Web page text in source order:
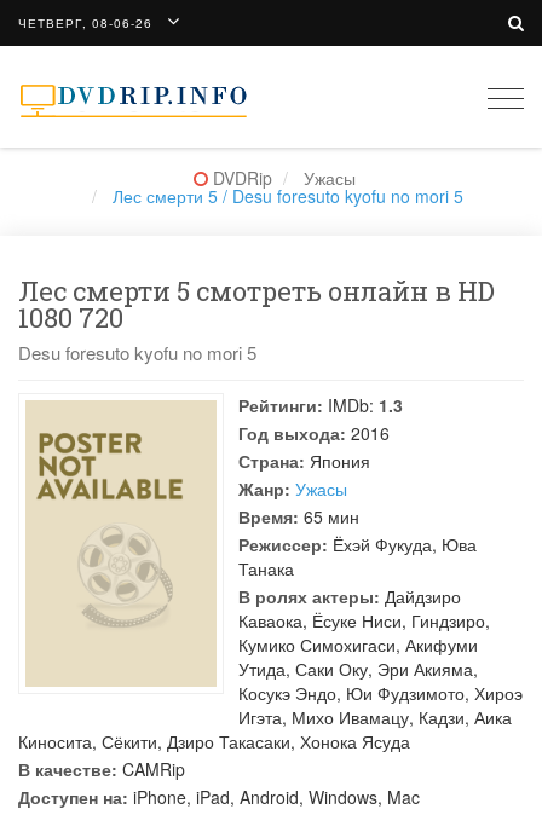
ЧЕТВЕРГ, 08-06-26
DVDRip Ужасы
Лес смерти 5 / Desu foresuto kyofu no mori 5
Лес смерти 5 смотреть онлайн в HD
1080 720
Desu foresuto kyofu no mori 5
Рейтинги: IMDb: 1.3
Год выхода: 2016
Страна: Япония
Жанр: Ужасы
Время: 65 мин
Режиссер: Ёхэй Фукуда, Юва
Танака
В ролях актеры: Дайдзиро
Каваока, Ёсуке Ниси, Гиндзиро,
Кумико Симохигаси, Акифуми
Утида, Саки Оку, Эри Акияма,
Косукэ Эндо, Юи Фудзимото, Хироэ
Игэта, Михо Ивамацу, Кадзи, Аика
Киносита, Сёкити, Дзиро Такасаки, Хонока Ясуда
В качестве: CAMRip
Доступен на: iPhone, iPad, Android, Windows, Mac